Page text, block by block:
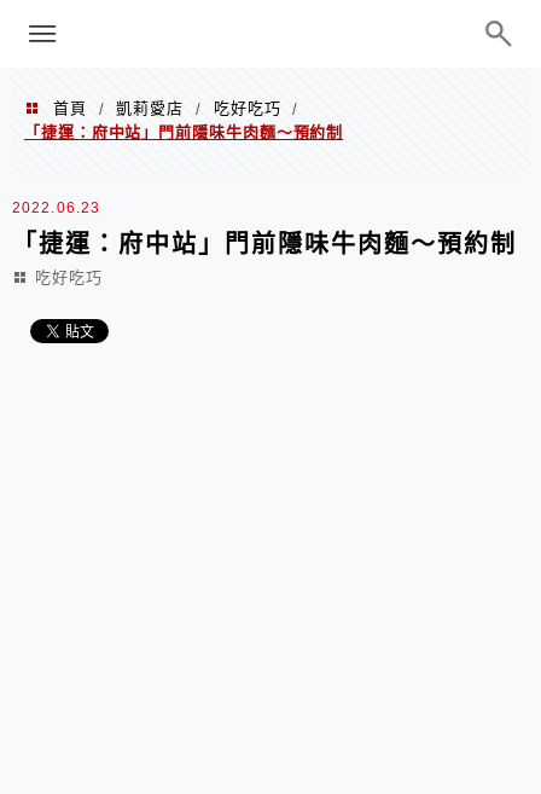
巧、世界走透透
menu
首頁 / 凱莉愛店 / 吃好吃巧
/
「捷運：府中站」門前隱味牛肉麵～預約制
2022.06.23
「捷運：府中站」門前隱味牛肉麵～預約制
吃好吃巧